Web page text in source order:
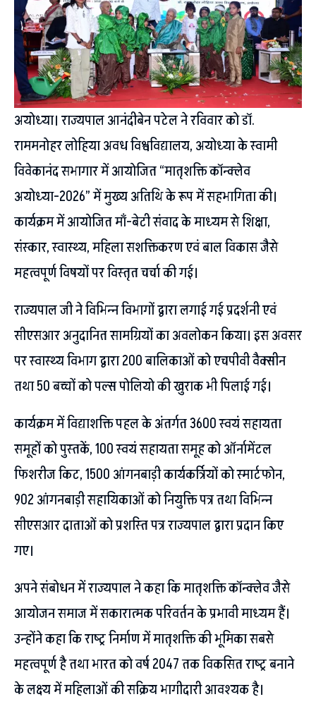
अयोध्या। राज्यपाल आनंदीबेन पटेल ने रविवार को डॉ.
राममनोहर लोहिया अवध विश्वविद्यालय, अयोध्या के स्वामी
विवेकानंद सभागार में आयोजित “मातृशक्ति कॉन्क्लेव
अयोध्या-2026” में मुख्य अतिथि के रूप में सहभागिता की।
कार्यक्रम में आयोजित माँ-बेटी संवाद के माध्यम से शिक्षा,
संस्कार, स्वास्थ्य, महिला सशक्तिकरण एवं बाल विकास जैसे
महत्वपूर्ण विषयों पर विस्तृत चर्चा की गई।
राज्यपाल जी ने विभिन्न विभागों द्वारा लगाई गई प्रदर्शनी एवं
सीएसआर अनुदानित सामग्रियों का अवलोकन किया। इस अवसर
पर स्वास्थ्य विभाग द्वारा 200 बालिकाओं को एचपीवी वैक्सीन
तथा 50 बच्चों को पल्स पोलियो की खुराक भी पिलाई गई।
कार्यक्रम में विद्याशक्ति पहल के अंतर्गत 3600 स्वयं सहायता
समूहों को पुस्तकें, 100 स्वयं सहायता समूह को ऑर्नामेंटल
फिशरीज किट, 1500 आंगनबाड़ी कार्यकर्त्रियों को स्मार्टफोन,
902 आंगनबाड़ी सहायिकाओं को नियुक्ति पत्र तथा विभिन्न
सीएसआर दाताओं को प्रशस्ति पत्र राज्यपाल द्वारा प्रदान किए
गए।
अपने संबोधन में राज्यपाल ने कहा कि मातृशक्ति कॉन्क्लेव जैसे
आयोजन समाज में सकारात्मक परिवर्तन के प्रभावी माध्यम हैं।
उन्होंने कहा कि राष्ट्र निर्माण में मातृशक्ति की भूमिका सबसे
महत्वपूर्ण है तथा भारत को वर्ष 2047 तक विकसित राष्ट्र बनाने
के लक्ष्य में महिलाओं की सक्रिय भागीदारी आवश्यक है।